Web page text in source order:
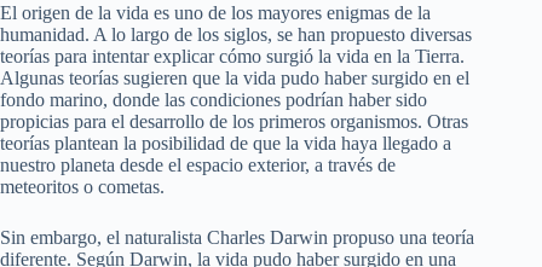
El origen de la vida es uno de los mayores enigmas de la
humanidad. A lo largo de los siglos, se han propuesto diversas
teorías para intentar explicar cómo surgió la vida en la Tierra.
Algunas teorías sugieren que la vida pudo haber surgido en el
fondo marino, donde las condiciones podrían haber sido
propicias para el desarrollo de los primeros organismos. Otras
teorías plantean la posibilidad de que la vida haya llegado a
nuestro planeta desde el espacio exterior, a través de
meteoritos o cometas.
Sin embargo, el naturalista Charles Darwin propuso una teoría
diferente. Según Darwin, la vida pudo haber surgido en una